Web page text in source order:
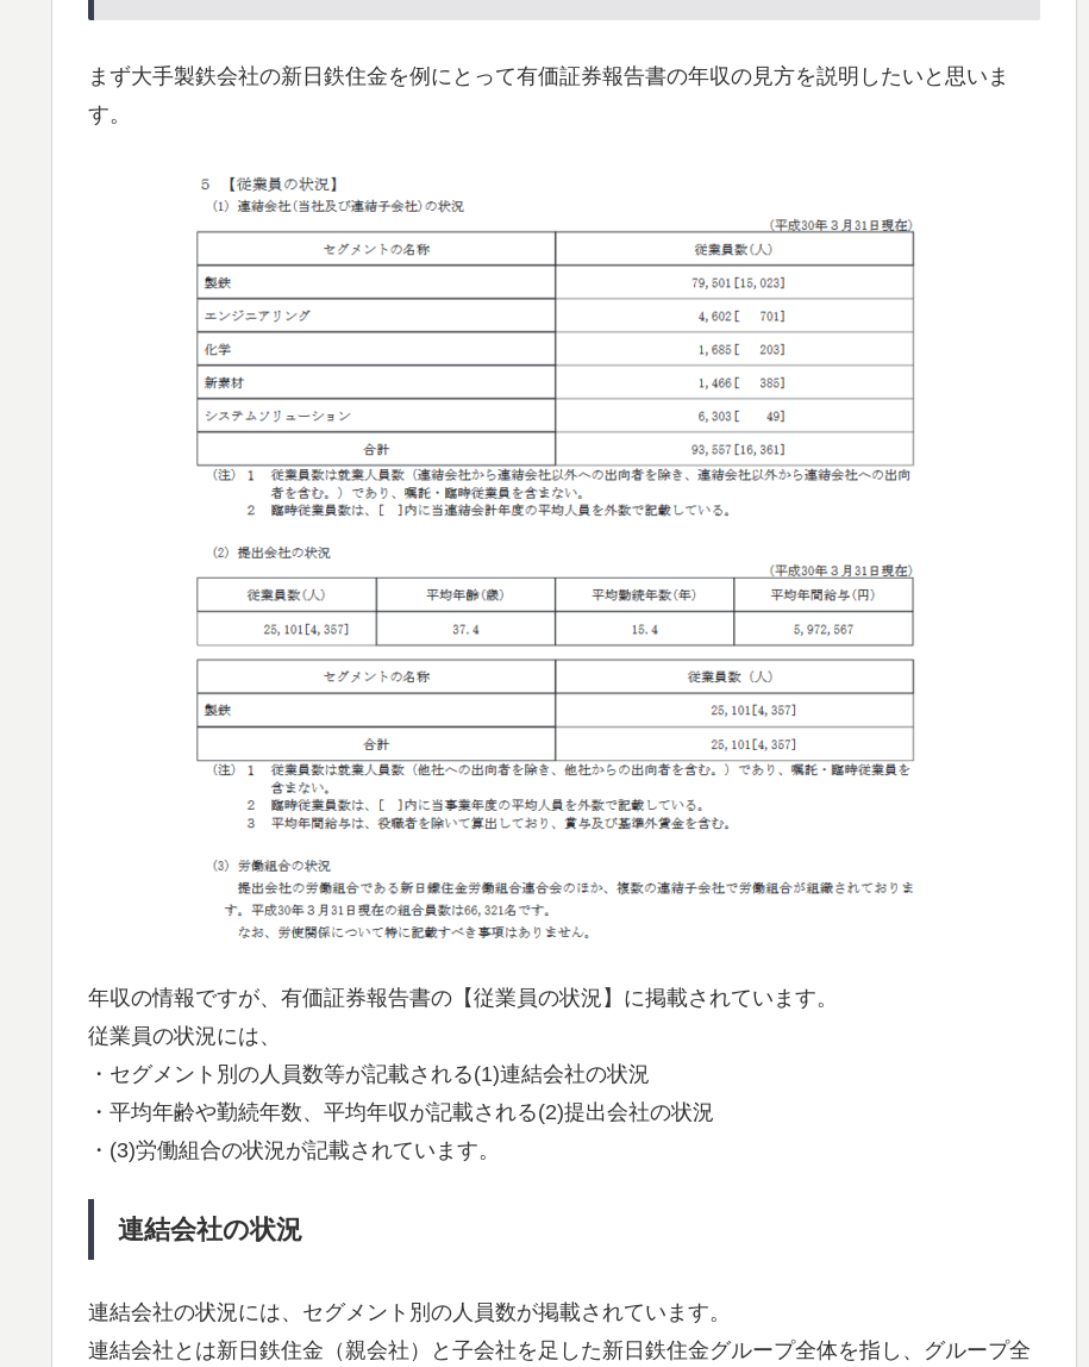
まず大手製鉄会社の新日鉄住金を例にとって有価証券報告書の年収の見方を説明したいと思いま
す。
年収の情報ですが、有価証券報告書の【従業員の状況】に掲載されています。
従業員の状況には、
・セグメント別の人員数等が記載される(1)連結会社の状況
・平均年齢や勤続年数、平均年収が記載される(2)提出会社の状況
・(3)労働組合の状況が記載されています。
連結会社の状況
連結会社の状況には、セグメント別の人員数が掲載されています。
連結会社とは新日鉄住金（親会社）と子会社を足した新日鉄住金グループ全体を指し、グループ全